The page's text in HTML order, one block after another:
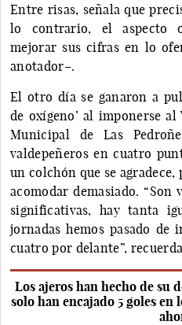
Entre risas, señala que
lo contrario, el aspecto
mejorar sus cifras en lo
anotador–.
El otro día se ganaron a
de oxígeno’ al imponerse
Municipal de Las
valdepeñeros en cuatro
un colchón que se
acomodar demasiado.
significativas, hay tanta
jornadas hemos pasado
cuatro por delante”,
Los ajeros han hecho de su
solo han encajado 5 goles en